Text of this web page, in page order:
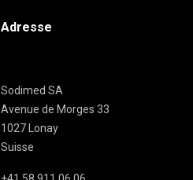
Adresse
Sodimed SA
Avenue de Morges 33
1027 Lonay
Suisse